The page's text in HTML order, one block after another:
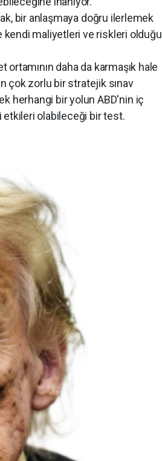
bir anlaşmaya doğru ilerlemek
kendi maliyetleri ve riskleri olduğu
daha da karmaşık hale
çok zorlu bir stratejik sınav
herhangi bir yolun ABD'nin iç
etkileri olabileceği bir test.